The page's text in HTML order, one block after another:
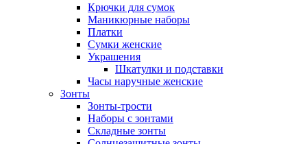
Крючки для сумок
Маникюрные наборы
Платки
Сумки женские
Украшения
Шкатулки и подставки
Часы наручные женские
Зонты
Зонты-трости
Наборы с зонтами
Складные зонты